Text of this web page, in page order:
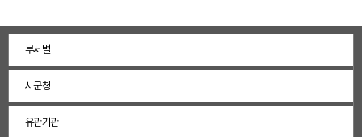
부서별
시군청
유관기관